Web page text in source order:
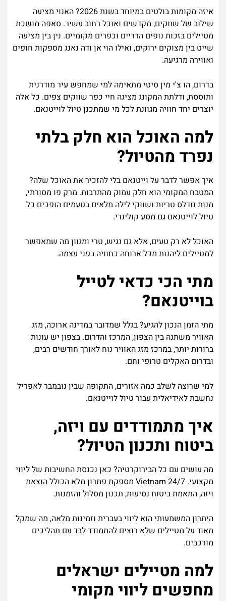
איזה מקומותבולטים במיוחדבשנת האנוי מציעה
שילוב של שווקים, מקדשים ואוכל רחוב עשיר. סאפה מושכת
מטיילים בזכות נופים הרריים וכפרים מקומיים. ניןבין מציעה
שייט בין מצוקים ירוקים, ואילוהויאן ודה נאנג מספקות חופים
ואווירה מרגיעה.
בדרום,הו צ'י מיןסיטי מתאימה למי שמחפש עיר מודרנית
ותוססת, ודלתתהמקונג מציגה חיי כפר שווקים צפים. כלאלה
יוצרים יחד חוויה מגוונתלכל מי שמתכנן טיוללוייטנאם.
למה האוכל הוא חלק בלתי
נפרד מהטיול?
איךאפשרלדבר על וייטנאם בלילהזכיראתהאוכל שלה?
המטבח המקומיהוא חלק עמוק מהתרבות. מרק פו מסורתי,
מנות נודלס טריות ושווקילילה מלאים בטעמים הופכים כל
טיוללוייטנאם גם מסע קולינרי.
האוכללא רק טעים,אלא גם נגיש, טרי ומגוון מה שמאפשר
למטיילים ליהנות מכלארוחה כחוויה בפני עצמה.
מתי הכי כדאילטייל
בוייטנאם?
מתיהזמןהנכוןלהגיע?בגלל שמדוברבמדינה ארוכה, מזג
האוויר משתנה ביןהצפון,המרכז והדרום. בצפון יש עונות
ברורות יותר,במרכז מזגהאוויר נוח לאורך חודשים רבים,
ובדרום האקלים טרופי וחם.
למי שרוצה לשלב כמה אזורים,התקופה שבין נובמברלאפריל
נחשבתלאידיאלית עבור טיוללוייטנאם.
איך מתמודדים עם ויזה,
ביטוח ותכנון הטיול?
מה עושים עם כלהבירוקרטיה? כאן נכנסתהחשיבות שלליווי
מקצועי.
Vietnam 24/7 מספקת פתרון מלא הכוללהוצאת
ויזה,התאמתביטוח נסיעות, תכנון מסלול והזמנות.
היתרוןהמשמעותיהוא ליוויבעברית וזמינות מלאה, מה שמקל
מאוד על מטיילים שלא רוצים להתמודדלבד עם תהליכים
מורכבים.
למה מטיילים ישראלים
מחפשים ליווימקומי